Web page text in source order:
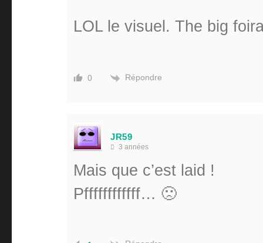
LOL le visuel. The big
0 Répondre
JR59
3 années
Mais que c’est laid !
Pffffffffffff… 🙁